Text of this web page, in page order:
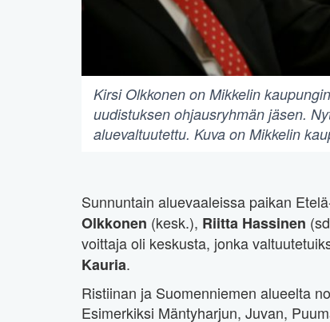
Kirsi Olkkonen on Mikkelin
uudistuksen ohjausryhmän jäsen.
aluevaltuutettu. Kuva on Mikkelin
Sunnuntain aluevaaleissa paikan
Olkkonen (kesk.), Riitta Hassinen
voittaja oli keskusta, jonka
Kauria.
Ristiinan ja Suomenniemen alueelta
Esimerkiksi Mäntyharjun, Juvan,